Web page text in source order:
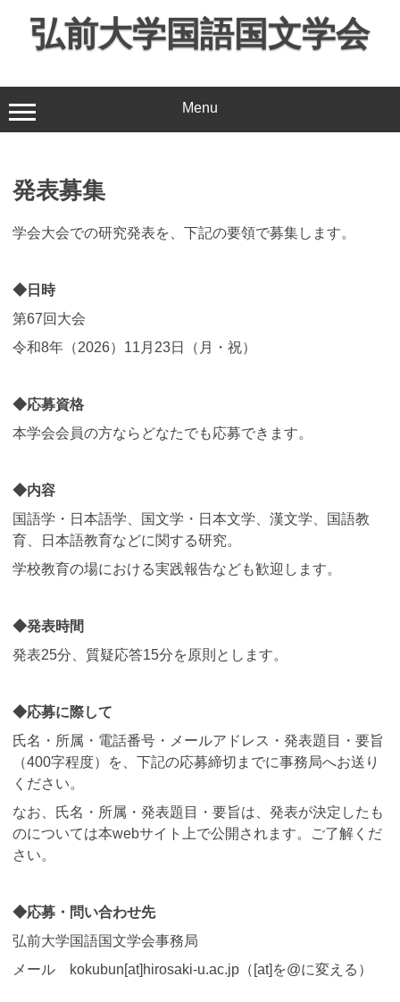
へ
弘前大学国語国文学会
Menu
発表募集
学会大会での研究発表を、下記の要領で募集します。
◆日時
第67回大会
令和8年（2026）11月23日（月・祝）
◆応募資格
本学会会員の方ならどなたでも応募できます。
◆内容
国語学・日本語学、国文学・日本文学、漢文学、国語教
育、日本語教育などに関する研究。
学校教育の場における実践報告なども歓迎します。
◆発表時間
発表25分、質疑応答15分を原則とします。
◆応募に際して
氏名・所属・電話番号・メールアドレス・発表題目・要旨
（400字程度）を、下記の応募締切までに事務局へお送り
ください。
なお、氏名・所属・発表題目・要旨は、発表が決定したも
のについては本webサイト上で公開されます。ご了解くだ
さい。
◆応募・問い合わせ先
弘前大学国語国文学会事務局
メール kokubun[at]hirosaki-u.ac.jp（[at]を@に変える）